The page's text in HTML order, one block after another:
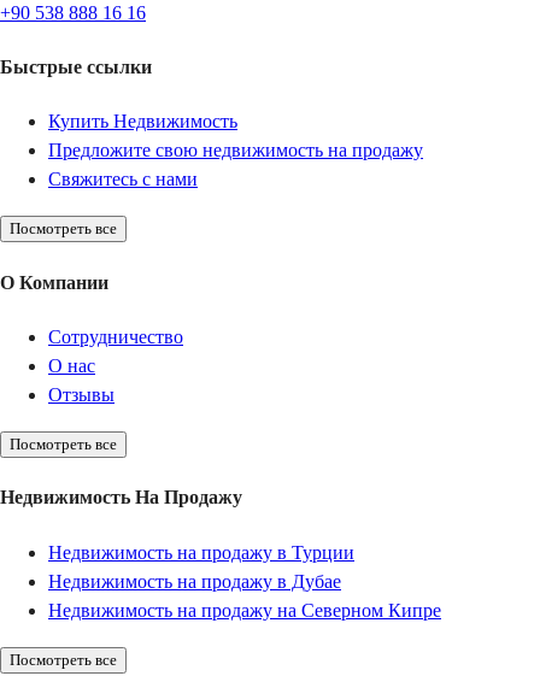
+90 538 888 16 16
Быстрые ссылки
Купить Недвижимость
Предложите свою недвижимость на продажу
Свяжитесь с нами
Посмотреть все
О Компании
Сотрудничество
О нас
Отзывы
Посмотреть все
Недвижимость На Продажу
Недвижимость на продажу в Турции
Недвижимость на продажу в Дубае
Недвижимость на продажу на Северном Кипре
Посмотреть все